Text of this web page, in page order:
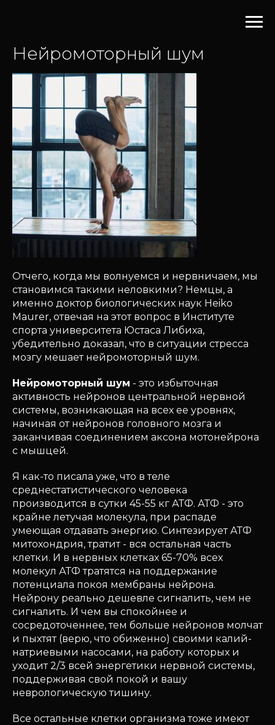
Нейромоторный шум
Отчего, когда мы волнуемся и нервничаем, мы
становимся такими неловкими? Немцы, а
именно доктор биологических наук Heiko
Maurer, отвечая на этот вопрос в Институте
спорта университета Юстаса Либиха,
убедительно доказал, что в ситуации стресса
мозгу мешает нейромоторный шум.
Нейромоторный шум - это избыточная
активность нейронов центральной нервной
системы, возникающая на всех ее уровнях,
начиная от нейронов головного мозга и
заканчивая соединением аксона мотонейрона
с мышцей.
Я как-то писала уже, что в теле
среднестатистического человека
производится в сутки 45-55 кг АТФ. АТФ - это
крайне летучая молекула, при распаде
умеющая отдавать энергию. Синтезирует АТФ
митохондрия, тратит - вся остальная часть
клетки. И в нервных клетках 65-70% всех
молекул АТФ тратятся на поддержание
потенциала покоя мембраны нейрона.
Нейрону реально дешевле сигналить, чем не
сигналить. И чем вы спокойнее и
сосредоточеннее, тем больше нейронов молчат
и пыхтят (верю, что обиженно) своими калий-
натриевыми насосами, на работу которых и
уходит 2/3 всей энергетики нервной системы,
поддерживая свой покой и вашу
неврологическую тишину.
Все остальные клетки организма тоже имеют